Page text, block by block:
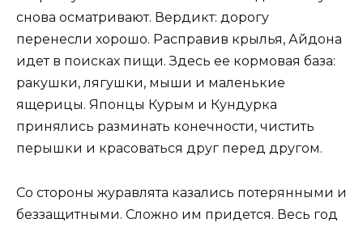
снова осматривают. Вердикт: дорогу
перенесли хорошо. Расправив крылья, Айдона
идет в поисках пищи. Здесь ее кормовая база:
ракушки, лягушки, мыши и маленькие
ящерицы. Японцы Курым и Кундурка
принялись разминать конечности, чистить
перышки и красоваться друг перед другом.
Со стороны журавлята казались потерянными и
беззащитными. Сложно им придется. Весь год